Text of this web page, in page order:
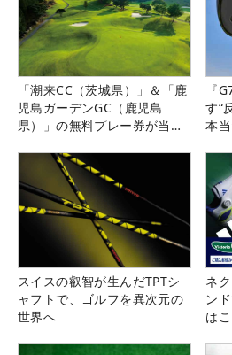
「潮来CC（茨城県）」＆「鹿
児島ガーデンGC（鹿児島
県）」の無料プレー券が当た
『
す“
本
スイスの叡智が生んだTPTシ
ャフトで、ゴルフを異次元の
世界へ
ネ
ン
は